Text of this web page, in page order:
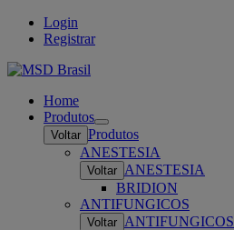
Login
Registrar
Home
Produtos
Open
submenu
Voltar Produtos
ANESTESIA
Voltar ANESTESIA
BRIDION
ANTIFUNGICOS
Voltar ANTIFUNGICOS